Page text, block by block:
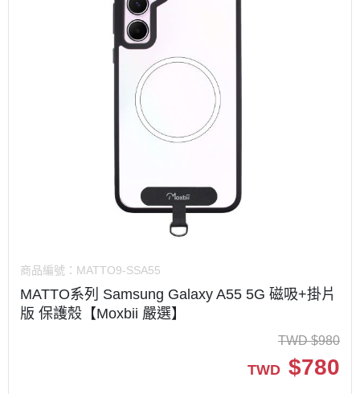
商品編號： MATTO9-SSA55
MATTO系列 Samsung Galaxy A55 5G 磁吸+掛片
版 保護殼【Moxbii 嚴選】
TWD $980
TWD $780